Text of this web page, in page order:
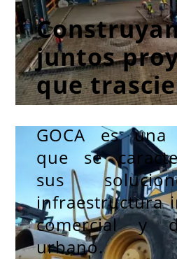
juntos
que
GOCA es una
que se
sus
infraestructura
comercial y
urbano.